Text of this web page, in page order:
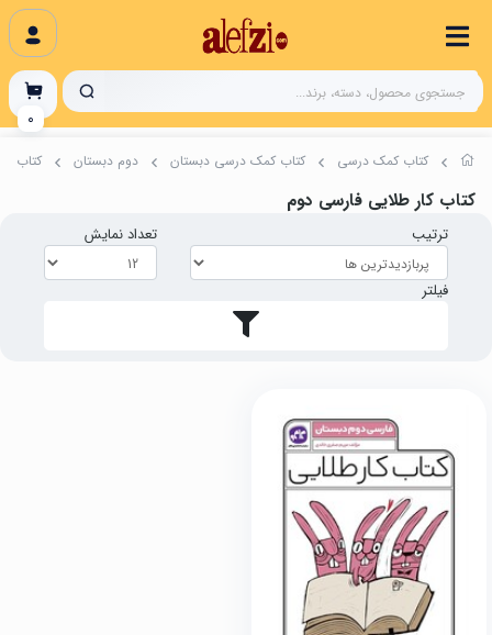
کتاب‌‌ کمک درسی کتاب کمک درسی دبستان دوم دبستان کتاب
کتاب کار طلایی فارسی دوم
ترتیب تعداد نمایش
فیلتر
0